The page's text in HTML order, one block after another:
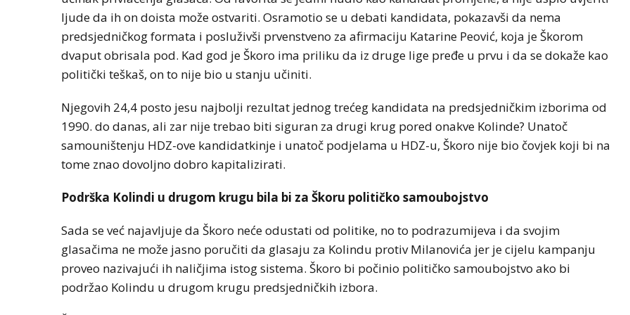
ljude da ih on doista može ostvariti. Osramotio se u debati kandidata, pokazavši da nema
predsjedničkog formata i posluživši prvenstveno za afirmaciju Katarine Peović, koja je Škorom
dvaput obrisala pod. Kad god je Škoro ima priliku da iz druge lige pređe u prvu i da se dokaže kao
politički teškaš, on to nije bio u stanju učiniti.
Njegovih 24,4 posto jesu najbolji rezultat jednog trećeg kandidata na predsjedničkim izborima od
1990. do danas, ali zar nije trebao biti siguran za drugi krug pored onakve Kolinde? Unatoč
samouništenju HDZ-ove kandidatkinje i unatoč podjelama u HDZ-u, Škoro nije bio čovjek koji bi na
tome znao dovoljno dobro kapitalizirati.
Podrška Kolindi u drugom krugu bila bi za Škoru političko samoubojstvo
Sada se već najavljuje da Škoro neće odustati od politike, no to podrazumijeva i da svojim
glasačima ne može jasno poručiti da glasaju za Kolindu protiv Milanovića jer je cijelu kampanju
proveo nazivajući ih naličjima istog sistema. Škoro bi počinio političko samoubojstvo ako bi
podržao Kolindu u drugom krugu predsjedničkih izbora.
BIZNIS
niskog vodostaja Dunava
Svjetske cijene hrane
najviše poskupjelo